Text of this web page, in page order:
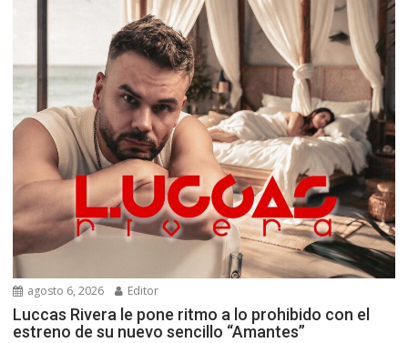
agosto 6, 2026 Editor
Luccas Rivera le pone ritmo a lo prohibido con el
estreno de su nuevo sencillo “Amantes”